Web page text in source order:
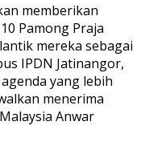
memberikan
Pamong Praja
mereka sebagai
IPDN Jatinangor,
yang lebih
menerima
Anwar